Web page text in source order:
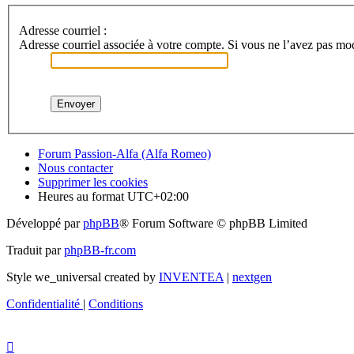
Adresse courriel :
Adresse courriel associée à votre compte. Si vous ne l’avez pas
Forum Passion-Alfa (Alfa Romeo)
Nous contacter
Supprimer les cookies
Heures au format UTC+02:00
Développé parphpBB® Forum Software © phpBB Limited
Traduit parphpBB-fr.com
Style we_universal created by INVENTEA | nextgen
Confidentialité | Conditions